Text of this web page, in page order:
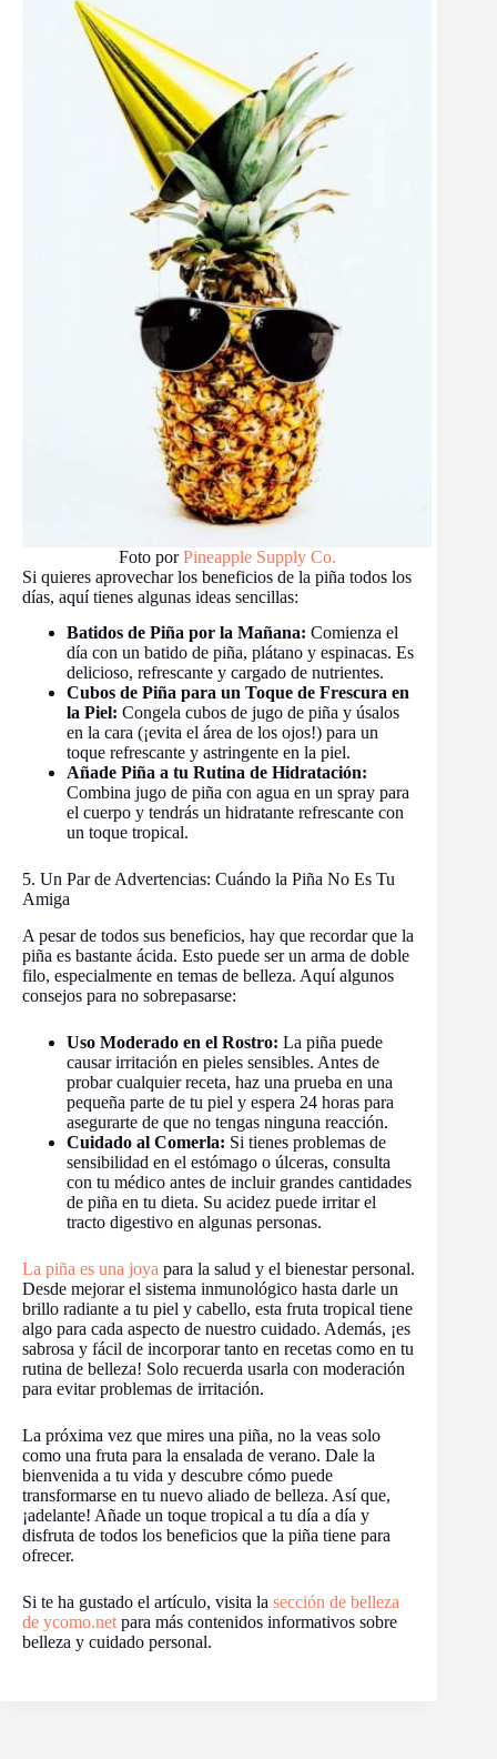
Foto porPineapple Supply Co.
Si quieres aprovechar los beneficios de la piña todos los
días, aquí tienes algunas ideas sencillas:
Batidos de Piña por la Mañana: Comienza el
día con un batido de piña, plátano y espinacas. Es
delicioso, refrescante y cargado de nutrientes.
Cubos de Piña para un Toque de Frescura en
la Piel: Congela cubos de jugo de piña y úsalos
en la cara (¡evita el área de los ojos!) para un
toque refrescante y astringente en la piel.
Añade Piña a tu Rutina de Hidratación:
Combina jugo de piña con agua en un spray para
el cuerpo y tendrás un hidratante refrescante con
un toque tropical.
5. Un Par de Advertencias: Cuándo la Piña No Es Tu
Amiga
A pesar de todos sus beneficios, hay que recordar que la
piña es bastante ácida. Esto puede ser un arma de doble
filo, especialmente en temas de belleza. Aquí algunos
consejos para no sobrepasarse:
Uso Moderado en el Rostro: La piña puede
causar irritación en pieles sensibles. Antes de
probar cualquier receta, haz una prueba en una
pequeña parte de tu piel y espera 24 horas para
asegurarte de que no tengas ninguna reacción.
Cuidado al Comerla: Si tienes problemas de
sensibilidad en el estómago o úlceras, consulta
con tu médico antes de incluir grandes cantidades
de piña en tu dieta. Su acidez puede irritar el
tracto digestivo en algunas personas.
La piña es una joya para la salud y el bienestar personal.
Desde mejorar el sistema inmunológico hasta darle un
brillo radiante a tu piel y cabello, esta fruta tropical tiene
algo para cada aspecto de nuestro cuidado. Además, ¡es
sabrosa y fácil de incorporar tanto en recetas como en tu
rutina de belleza! Solo recuerda usarla con moderación
para evitar problemas de irritación.
La próxima vez que mires una piña, no la veas solo
como una fruta para la ensalada de verano. Dale la
bienvenida a tu vida y descubre cómo puede
transformarse en tu nuevo aliado de belleza. Así que,
¡adelante! Añade un toque tropical a tu día a día y
disfruta de todos los beneficios que la piña tiene para
ofrecer.
Si te ha gustado el artículo, visita la sección de belleza
de ycomo.net para más contenidos informativos sobre
belleza y cuidado personal.